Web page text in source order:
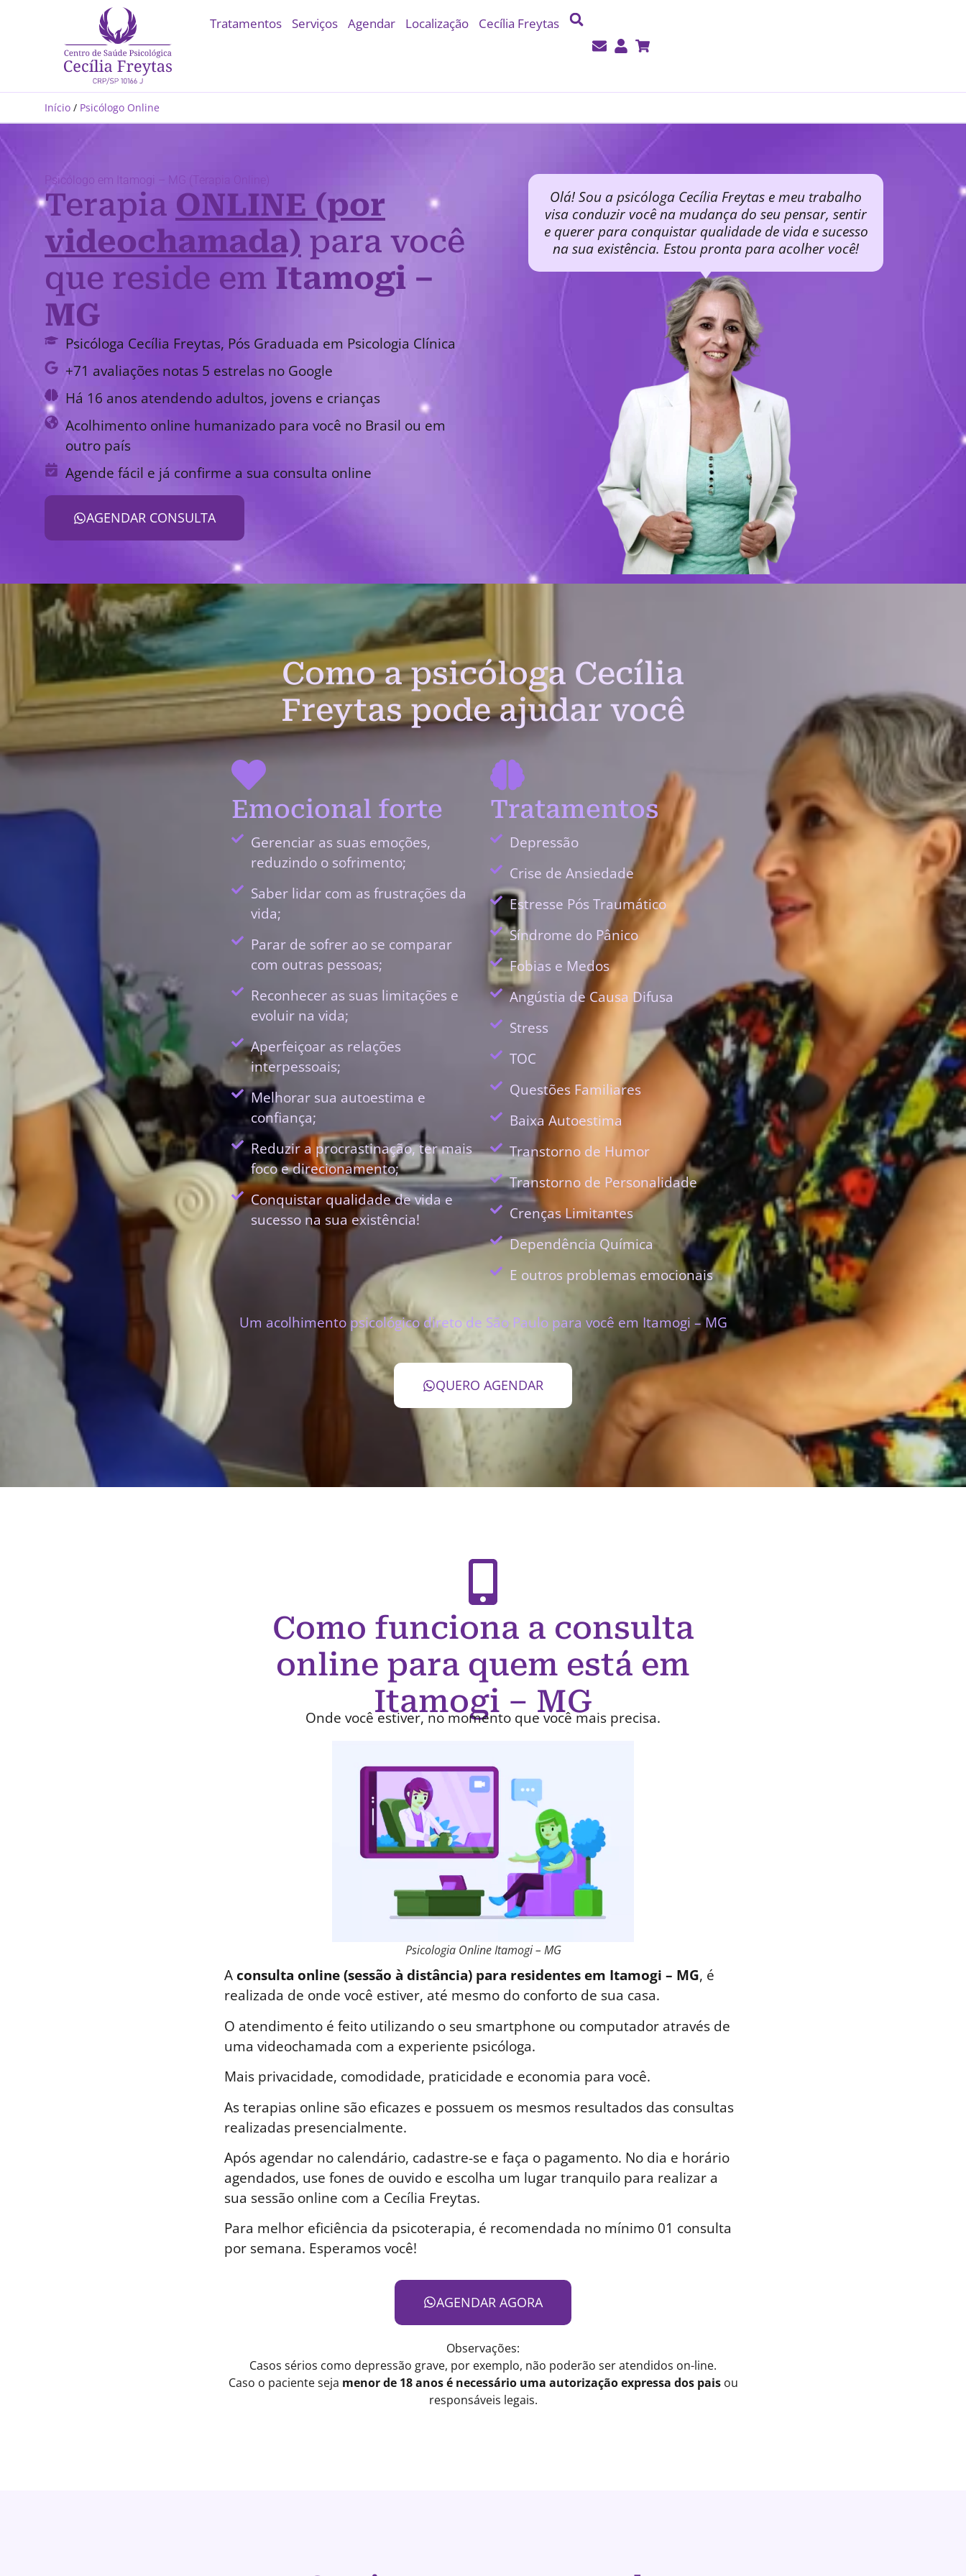
Tratamentos Serviços Agendar Localização Cecília Freytas
Início / Psicólogo Online
Psicólogo em Itamogi – MG (Terapia Online)
Terapia ONLINE (por
videochamada) para você
que reside em Itamogi –
MG
Psicóloga Cecília Freytas, Pós Graduada em Psicologia Clínica
+71 avaliações notas 5 estrelas no Google
Há 16 anos atendendo adultos, jovens e crianças
Acolhimento online humanizado para você no Brasil ou em
outro país
Agende fácil e já confirme a sua consulta online
AGENDAR CONSULTA
Olá! Sou a psicóloga Cecília Freytas e meu trabalho
visa conduzir você na mudança do seu pensar, sentir
e querer para conquistar qualidade de vida e sucesso
na sua existência. Estou pronta para acolher você!
Como a psicóloga Cecília
Freytas pode ajudar você
Emocional forte
Gerenciar as suas emoções,
reduzindo o sofrimento;
Saber lidar com as frustrações da
vida;
Parar de sofrer ao se comparar
com outras pessoas;
Reconhecer as suas limitações e
evoluir na vida;
Aperfeiçoar as relações
interpessoais;
Melhorar sua autoestima e
confiança;
Reduzir a procrastinação, ter mais
foco e direcionamento;
Conquistar qualidade de vida e
sucesso na sua existência!
Tratamentos
Depressão
Crise de Ansiedade
Estresse Pós Traumático
Síndrome do Pânico
Fobias e Medos
Angústia de Causa Difusa
Stress
TOC
Questões Familiares
Baixa Autoestima
Transtorno de Humor
Transtorno de Personalidade
Crenças Limitantes
Dependência Química
E outros problemas emocionais
Um acolhimento psicológico direto de São Paulo para você em Itamogi – MG
QUERO AGENDAR
Como funciona a consulta
online para quem está em
Itamogi – MG
Onde você estiver, no momento que você mais precisa.
Psicologia Online Itamogi – MG
Aconsulta online (sessão à distância) para residentes em Itamogi – MG, é
realizada de onde você estiver, até mesmo do conforto de sua casa.
O atendimento é feito utilizando o seu smartphone ou computador através de
uma videochamada com a experiente psicóloga.
Mais privacidade, comodidade, praticidade e economia para você.
As terapias online são eficazes e possuem os mesmos resultados das consultas
realizadas presencialmente.
Após agendar no calendário, cadastre-se e faça o pagamento. No dia e horário
agendados, use fones de ouvido e escolha um lugar tranquilo para realizar a
sua sessão online com a Cecília Freytas.
Para melhor eficiência da psicoterapia, é recomendada no mínimo 01 consulta
por semana. Esperamos você!
AGENDAR AGORA
Observações:
Casos sérios como depressão grave, por exemplo, não poderão ser atendidos on-line.
Caso o paciente seja menor de 18 anos é necessário uma autorização expressa dos paisou
responsáveis legais.